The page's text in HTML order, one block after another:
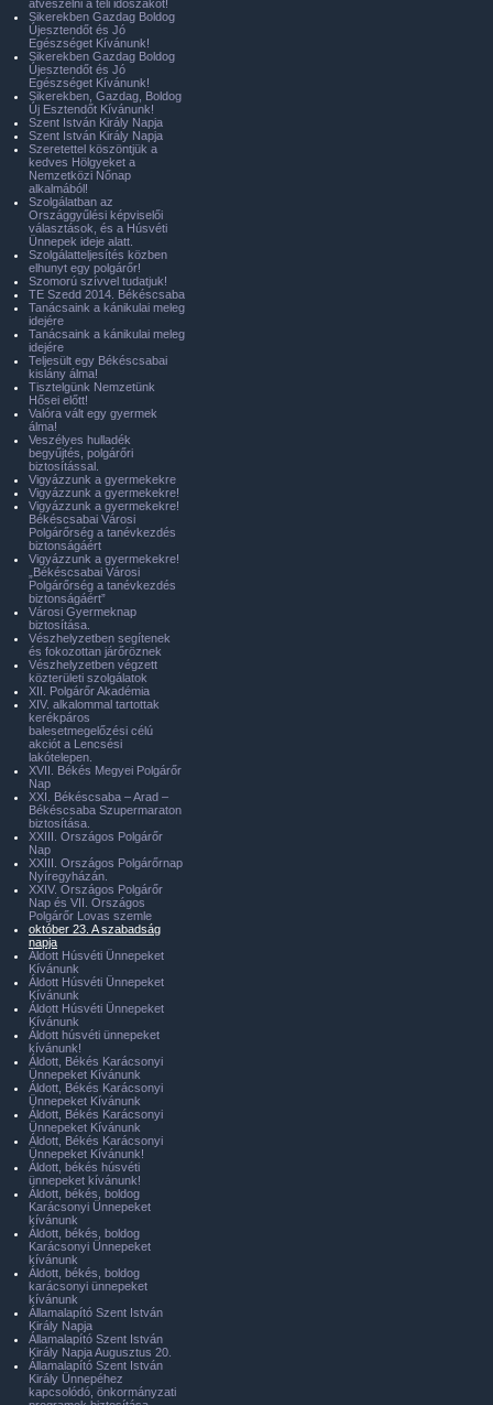
átvészelni a téli időszakot!
Sikerekben Gazdag Boldog
Újesztendőt és Jó
Egészséget Kívánunk!
Sikerekben Gazdag Boldog
Újesztendőt és Jó
Egészséget Kívánunk!
Sikerekben, Gazdag, Boldog
Új Esztendőt Kívánunk!
Szent István Király Napja
Szent István Király Napja
Szeretettel köszöntjük a
kedves Hölgyeket a
Nemzetközi Nőnap
alkalmából!
Szolgálatban az
Országgyűlési képviselői
választások, és a Húsvéti
Ünnepek ideje alatt.
Szolgálatteljesítés közben
elhunyt egy polgárőr!
Szomorú szívvel tudatjuk!
TE Szedd 2014. Békéscsaba
Tanácsaink a kánikulai meleg
idejére
Tanácsaink a kánikulai meleg
idejére
Teljesült egy Békéscsabai
kislány álma!
Tisztelgünk Nemzetünk
Hősei előtt!
Valóra vált egy gyermek
álma!
Veszélyes hulladék
begyűjtés, polgárőri
biztosítással.
Vigyázzunk a gyermekekre
Vigyázzunk a gyermekekre!
Vigyázzunk a gyermekekre!
Békéscsabai Városi
Polgárőrség a tanévkezdés
biztonságáért
Vigyázzunk a gyermekekre!
„Békéscsabai Városi
Polgárőrség a tanévkezdés
biztonságáért”
Városi Gyermeknap
biztosítása.
Vészhelyzetben segítenek
és fokozottan járőröznek
Vészhelyzetben végzett
közterületi szolgálatok
XII. Polgárőr Akadémia
XIV. alkalommal tartottak
kerékpáros
balesetmegelőzési célú
akciót a Lencsési
lakótelepen.
XVII. Békés Megyei Polgárőr
Nap
XXI. Békéscsaba – Arad –
Békéscsaba Szupermaraton
biztosítása.
XXIII. Országos Polgárőr
Nap
XXIII. Országos Polgárőrnap
Nyíregyházán.
XXIV. Országos Polgárőr
Nap és VII. Országos
Polgárőr Lovas szemle
október 23. A szabadság
napja
Áldott Húsvéti Ünnepeket
Kívánunk
Áldott Húsvéti Ünnepeket
Kívánunk
Áldott Húsvéti Ünnepeket
Kívánunk
Áldott húsvéti ünnepeket
kívánunk!
Áldott, Békés Karácsonyi
Ünnepeket Kívánunk
Áldott, Békés Karácsonyi
Ünnepeket Kívánunk
Áldott, Békés Karácsonyi
Ünnepeket Kívánunk
Áldott, Békés Karácsonyi
Ünnepeket Kívánunk!
Áldott, békés húsvéti
ünnepeket kívánunk!
Áldott, békés, boldog
Karácsonyi Ünnepeket
kívánunk
Áldott, békés, boldog
Karácsonyi Ünnepeket
kívánunk
Áldott, békés, boldog
karácsonyi ünnepeket
kívánunk
Államalapító Szent István
Király Napja
Államalapító Szent István
Király Napja Augusztus 20.
Államalapító Szent István
Király Ünnepéhez
kapcsolódó, önkormányzati